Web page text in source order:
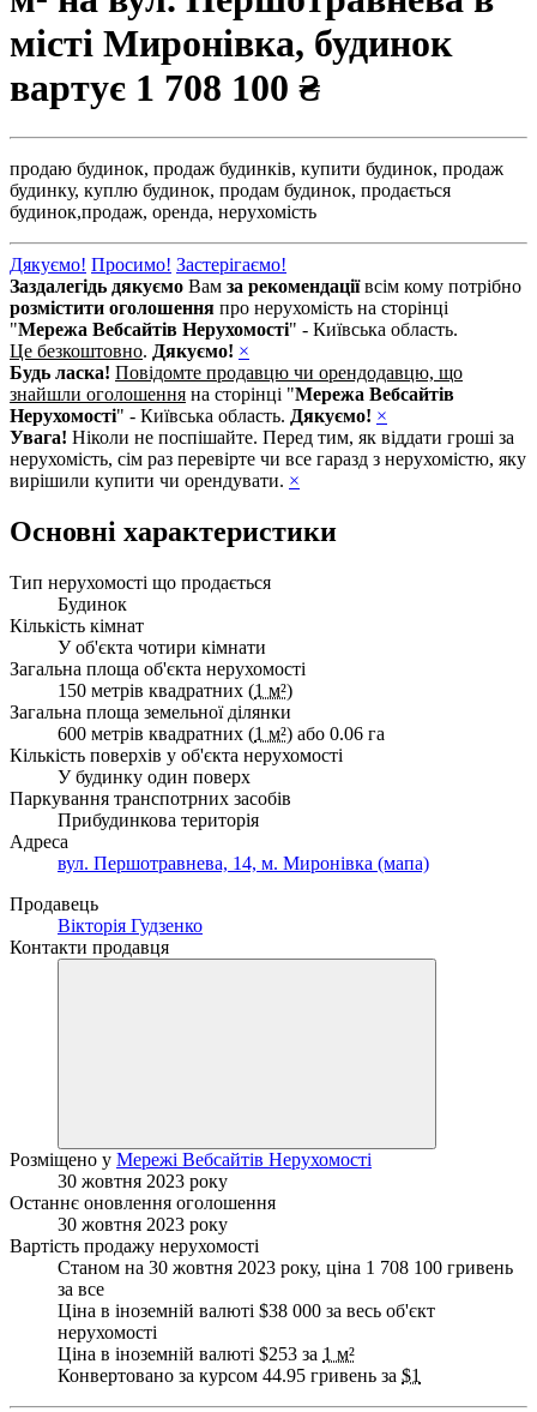
місті Миронівка, будинок
вартує 1 708 100 ₴
продаю будинок, продаж будинків, купити будинок, продаж
будинку, куплю будинок, продам будинок, продається
будинок,продаж, оренда, нерухомість
Дякуємо! Просимо! Застерігаємо!
Заздалегідь дякуємо Вам за рекомендаціївсім кому потрібно
розмістити оголошення про нерухомість на сторінці
"Мережа Вебсайтів Нерухомості" - Київська область.
Це безкоштовно. Дякуємо! ×
Будь ласка! Повідомте продавцю чи орендодавцю, що
знайшли оголошення на сторінці "Мережа Вебсайтів
Нерухомості" - Київська область. Дякуємо! ×
Увага! Ніколи не поспішайте. Перед тим, як віддати гроші за
нерухомість, сім раз перевірте чи все гаразд з нерухомістю, яку
вирішили купити чи орендувати. ×
Основні характеристики
Тип нерухомості що продається
Будинок
Кількість кімнат
У об'єкта чотири кімнати
Загальна площа об'єкта нерухомості
150 метрів квадратних (1 м²)
Загальна площа земельної ділянки
600 метрів квадратних (1 м²) або 0.06 га
Кількість поверхів у об'єкта нерухомості
У будинку один поверх
Паркування транспотрних засобів
Прибудинкова територія
Адреса
вул. Першотравнева, 14, м. Миронівка (мапа)
Продавець
Вікторія Гудзенко
Контакти продавця
Розміщено у Мережі Вебсайтів Нерухомості
30 жовтня 2023 року
Останнє оновлення оголошення
30 жовтня 2023 року
Вартість продажу нерухомості
Станом на 30 жовтня 2023 року, ціна 1 708 100 гривень
за все
Ціна в іноземній валюті $38 000 за весь об'єкт
нерухомості
Ціна в іноземній валюті $253 за 1 м²
Конвертовано за курсом 44.95 гривень за $1